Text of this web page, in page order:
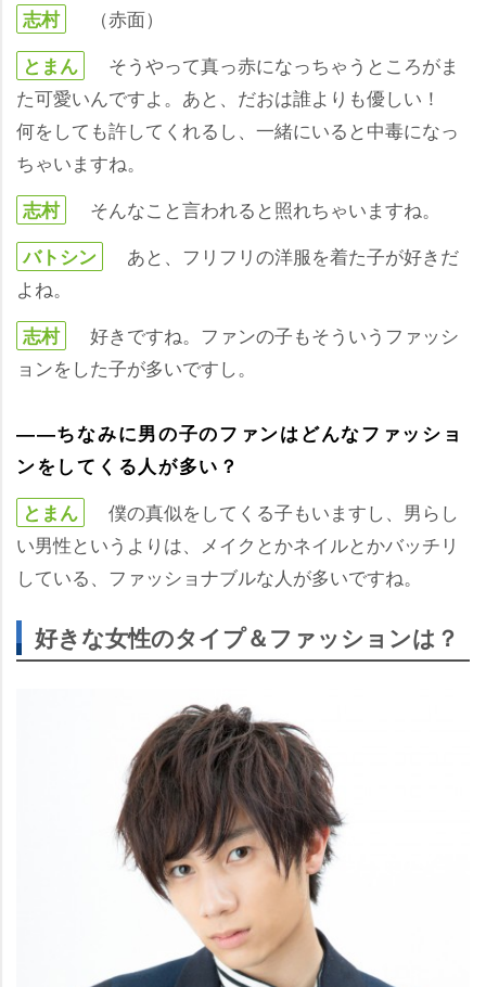
志村 （赤面）
とまん
そうやって真っ赤になっちゃうところがま
た可愛いんですよ。あと、だおは誰よりも優しい！
何をしても許してくれるし、一緒にいると中毒になっ
ちゃいますね。
志村 そんなこと言われると照れちゃいますね。
バトシン
あと、フリフリの洋服を着た子が好きだ
よね。
志村
好きですね。ファンの子もそういうファッシ
ョンをした子が多いですし。
――ちなみに男の子のファンはどんなファッショ
ンをしてくる人が多い？
とまん
僕の真似をしてくる子もいますし、男らし
い男性というよりは、メイクとかネイルとかバッチリ
している、ファッショナブルな人が多いですね。
好きな女性のタイプ＆ファッションは？